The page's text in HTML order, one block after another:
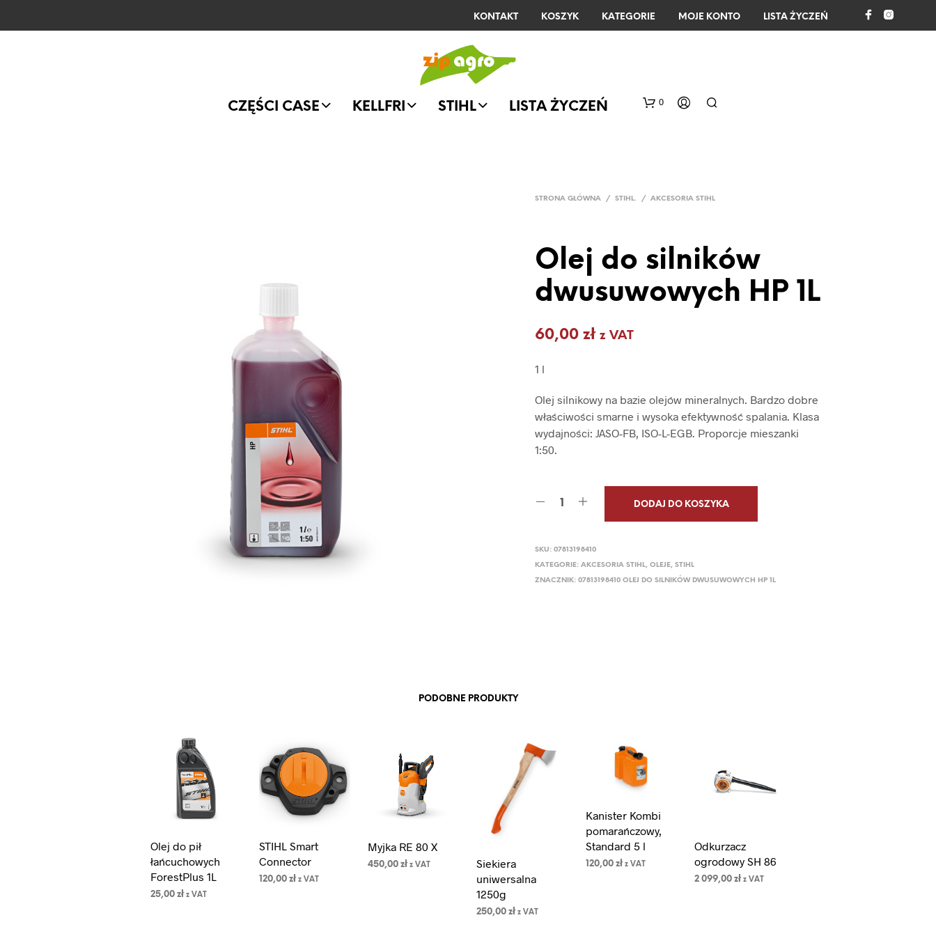
KONTAKT KOSZYK KATEGORIE MOJE KONTO LISTA ŻYCZEŃ
CZĘŚCI CASE KELLFRI STIHL LISTA ŻYCZEŃ 0
B
A
T
Ó
W
Y
STRONA GŁÓWNA / STIHL. / AKCESORIA STIHL
Olej do silników
dwusuwowych HP 1L
60,00zł z VAT
1 l
Olej silnikowy na bazie olejów mineralnych. Bardzo dobre
właściwości smarne i wysoka efektywność spalania. Klasa
wydajności: JASO-FB, ISO-L-EGB. Proporcje mieszanki
1:50.
DODAJ DO KOSZYKA
SKU:07813198410
KATEGORIE:AKCESORIA STIHL,OLEJE,STIHL
ZNACZNIK:07813198410 OLEJ DO SILNIKÓW DWUSUWOWYCH HP 1L
PODOBNE PRODUKTY
Olej do pił
łańcuchowych
ForestPlus 1L
25,00 zł z VAT
STIHL Smart
Connector
120,00 zł z VAT
Myjka RE 80 X
450,00zł z VAT
Siekiera
uniwersalna
1250g
250,00zł z VAT
Kanister Kombi
pomarańczowy,
Standard 5 l
120,00 zł z VAT
Odkurzacz
ogrodowy SH 86
2 099,00zł z VAT